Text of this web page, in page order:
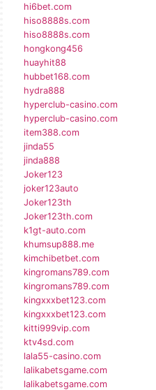
hi6bet.com
hiso8888s.com
hiso8888s.com
hongkong456
huayhit88
hubbet168.com
hydra888
hyperclub-casino.com
hyperclub-casino.com
item388.com
jinda55
jinda888
Joker123
joker123auto
Joker123th
Joker123th.com
k1gt-auto.com
khumsup888.me
kimchibetbet.com
kingromans789.com
kingromans789.com
kingxxxbet123.com
kingxxxbet123.com
kitti999vip.com
ktv4sd.com
lala55-casino.com
lalikabetsgame.com
lalikabetsgame.com